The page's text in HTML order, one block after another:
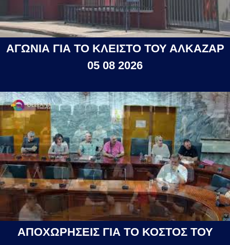
ΑΓΩΝΙΑ ΓΙΑ ΤΟ ΚΛΕΙΣΤΟ ΤΟΥ ΑΛΚΑΖΑΡ
05 08 2026
ΑΠΟΧΩΡΗΣΕΙΣ ΓΙΑ ΤΟ ΚΟΣΤΟΣ ΤΟΥ